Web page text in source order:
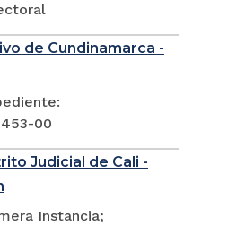
de Cundinamarca -
00
Judicial de Cali -
Instancia;